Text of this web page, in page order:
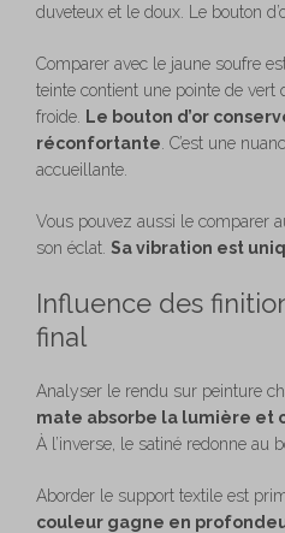
duveteux et le doux. Le bouton
Comparer avec le jaune soufre
teinte contient une pointe de vert
froide.
Le bouton d’or
réconfortante . C’est une
accueillante.
Vous pouvez aussi le comparer
son éclat. Sa vibration est
Influence des
final
Analyser le rendu sur peinture
mate absorbe la lumière et
À l’inverse, le satiné redonne au
Aborder le support textile est
couleur gagne en